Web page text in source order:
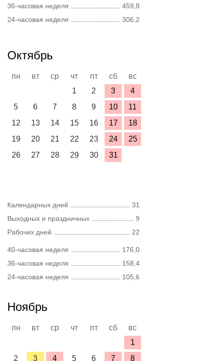
36-часовая неделя
459,8
24-часовая неделя
306,2
Октябрь
пн вт ср чт пт сб
вс
1
2 3
4
5
6 7 8 9 10
11
12
13 14 15 16 17
18
19
20 21 22 23 24
25
26
27 28 29 30 31
Календарных дней
31
Выходных и праздничных
9
Рабочих дней
22
40-часовая неделя
176,0
36-часовая неделя
158,4
24-часовая неделя
105,6
Ноябрь
пн вт ср чт пт сб
вс
1
2
3 4 5 6 7 8